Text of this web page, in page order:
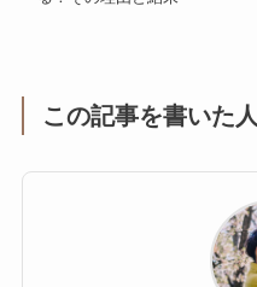
この記事を書いた人